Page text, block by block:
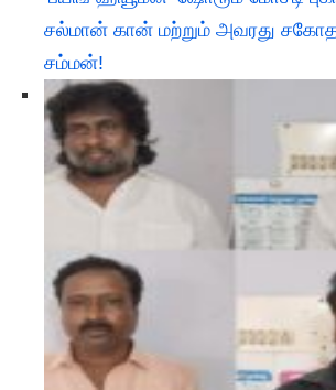
சல்மான் கான் மற்றும் அவரது
சம்மன்!